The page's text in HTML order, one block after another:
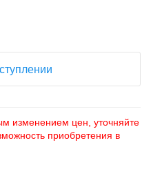
изменением цен, уточняйте
приобретения в